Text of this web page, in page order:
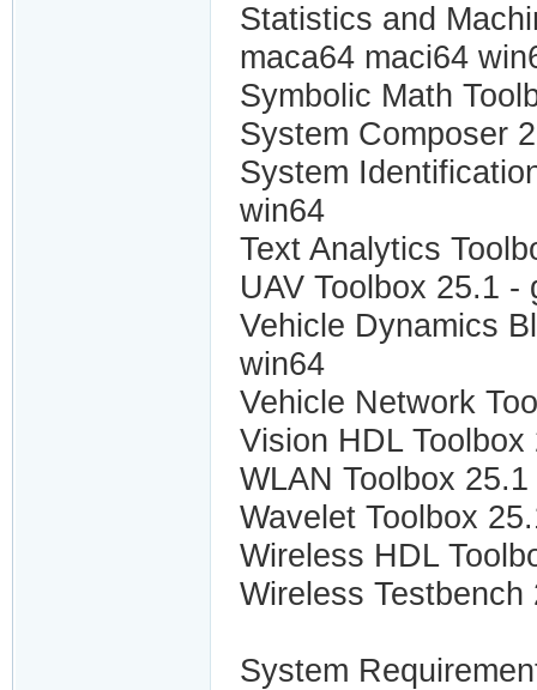
Statistics and
maca64 maci64
Symbolic Math
System Composer
System
win64
Text Analytics
UAV Toolbox 25.1
Vehicle Dynamics
win64
Vehicle Network
Vision HDL
WLAN Toolbox
Wavelet Toolbox
Wireless HDL
Wireless
System